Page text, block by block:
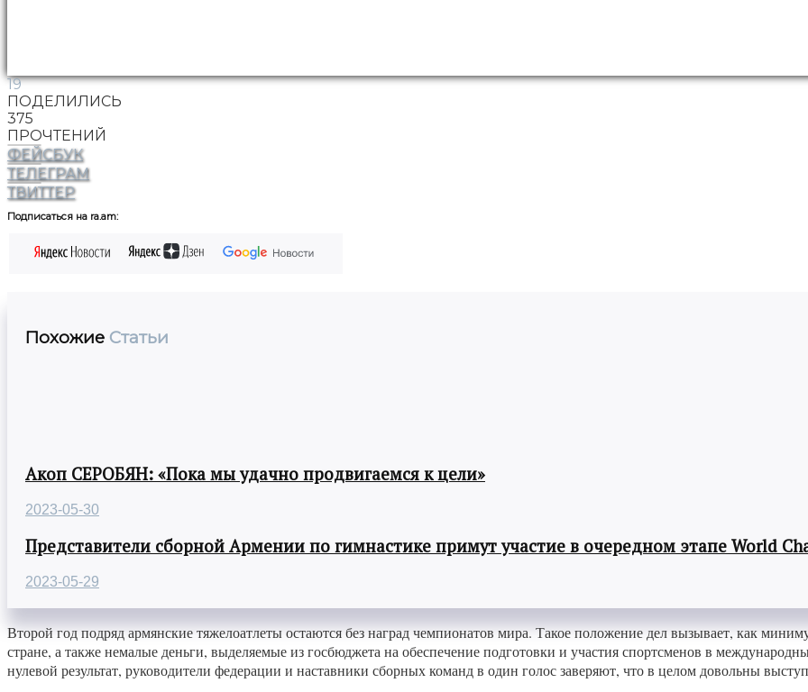
19
ПОДЕЛИЛИСЬ
375
ПРОЧТЕНИЙ
ФЕЙСБУК
ТЕЛЕГРАМ
ТВИТТЕР
Подписаться на ra.am:
Похожие Статьи
Акоп СЕРОБЯН: «Пока мы удачно продвигаемся к цели»
2023-05-30
Представители сборной Армении по гимнастике примут участие в очередном этапе World
2023-05-29
Второй год подряд армянские тяжелоатлеты остаются без наград чемпионатов мира. Такое положение дел вызывает, как
стране, а также немалые деньги, выделяемые из госбюджета на обеспечение подготовки и участия спортсменов в
нулевой результат, руководители федерации и наставники сборных команд в один голос заверяют, что в целом довольны